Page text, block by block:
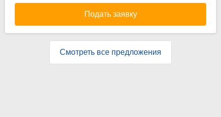
Подать заявку
Смотреть все предложения